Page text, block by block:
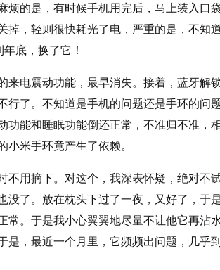
烦的是，有时候手机用完后，马上装入口
掉，轻则很快耗光了电，严重的是，不知
底，换了它！
来电震动功能，最早消失。接着，蓝牙解
行了。不知道是手机的问题还是手环的问
功能和睡眠功能倒还正常，不准归不准，
米手环竟产生了依赖。
不用摘下。对这个，我深表怀疑，绝对不
没了。放在枕头下过了一夜，又好了，于
常。于是我小心翼翼地尽量不让他它再沾
是，最近一个月里，它频频出问题，几乎